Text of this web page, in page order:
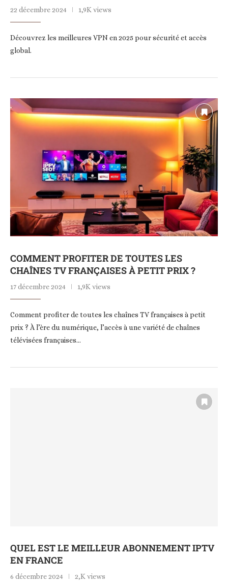
22 décembre 2024 1,9K views
Découvrez les meilleures VPN en 2025 pour sécurité et accès
global.
COMMENT PROFITER DE TOUTES LES
CHAÎNES TV FRANÇAISES À PETIT PRIX ?
17 décembre 2024 1,9K views
Comment profiter de toutes les chaînes TV françaises à petit
prix ? À l’ère du numérique, l’accès à une variété de chaînes
télévisées françaises…
QUEL EST LE MEILLEUR ABONNEMENT IPTV
EN FRANCE
6 décembre 2024 2,K views